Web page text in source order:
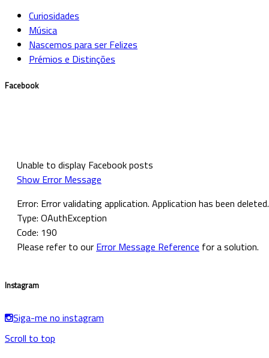
Curiosidades
Música
Nascemos para ser Felizes
Prémios e Distinções
Facebook
Unable to display Facebook posts
Show Error Message
Error: Error validating application. Application has been deleted.
Type: OAuthException
Code: 190
Please refer to our Error Message Reference for a solution.
Instagram
Siga-me no instagram
Scroll to top